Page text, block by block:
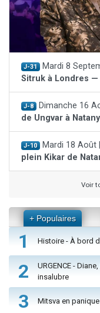
J-31 Mardi 8
Sitruk à Londres —
J-8 Dimanche 16
de Ungvar à
J-10 Mardi 18 Août |
plein Kikar de
Voir
+ Populaires
1 Histoire - À bord
2
URGENCE -
insalubre
3 Mitsva en